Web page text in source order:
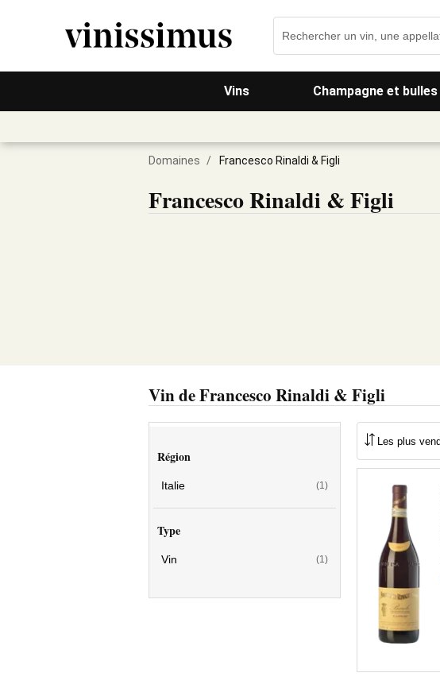
Vins Champagne et bulles
Domaines / Francesco Rinaldi & Figli
Francesco Rinaldi & Figli
Vin de Francesco Rinaldi & Figli
Région
Italie (1)
Type
Vin (1)